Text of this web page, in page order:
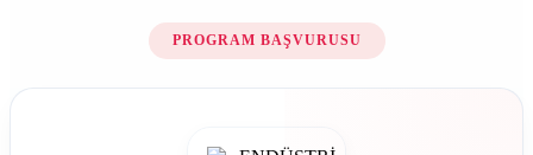
PROGRAM BAŞVURUSU